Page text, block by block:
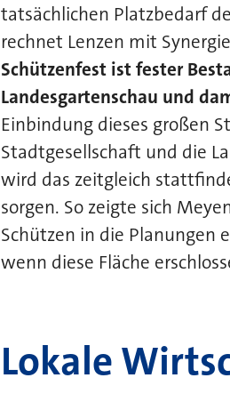
tatsächlichen Platzbedarf
rechnet Lenzen mit
Schützenfest ist fester
Landesgartenschau und
Einbindung dieses großen
Stadtgesellschaft und die
wird das zeitgleich
sorgen. So zeigte sich
Schützen in die Planungen
wenn diese Fläche
Lokale